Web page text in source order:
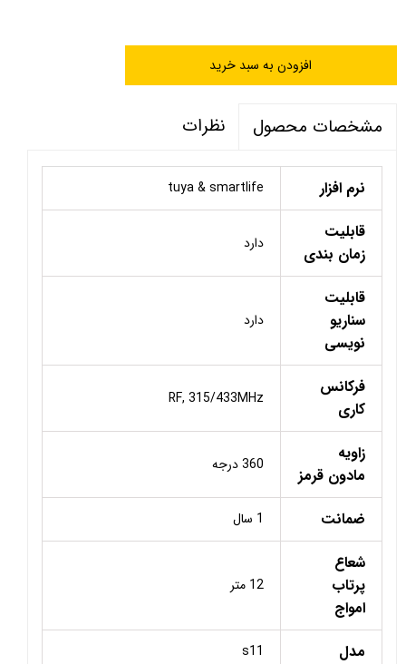
افزودن به سبد خرید
مشخصات محصول نظرات
نرم افزار tuya & smartlife
قابلیت
زمان بندی
دارد
قابلیت
سناریو
نویسی
دارد
فرکانس
کاری
RF, 315/433MHz
زاویه
مادون قرمز
360 درجه
ضمانت 1 سال
شعاع
پرتاب
امواج
12 متر
مدل s11